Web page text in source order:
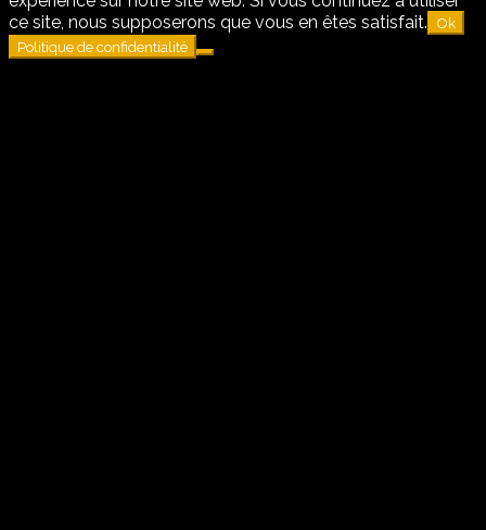
ce site, nous supposerons que vous en êtes satisfait.
Ok
Politique de confidentialité